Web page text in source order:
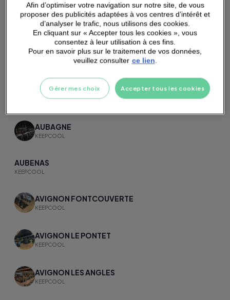
ANTONY
KEEPCOOL
ARLES FOURCHON
KEEPCOOL
AUBAGNE
KEEPCOOL
AUBENAS
KEEPCOOL
AVIGNON FONTCOUVERTE
KEEPCOOL
AVIGNON LE PONTET
KEEPCOOL
AVIGNON LES ANGLES
KEEPCOOL
Afin d’optimiser votre navigation sur notre site, de vous
proposer des publicités adaptées à vos centres d’intérêt et
d’analyser le trafic, nous utilisons des cookies.
En cliquant sur « Accepter tous les cookies », vous
consentez à leur utilisation à ces fins.
Pour en savoir plus sur le traitement de vos données,
veuillez consulter ce lien.
Accepter tous les cookies
Gérer mes choix